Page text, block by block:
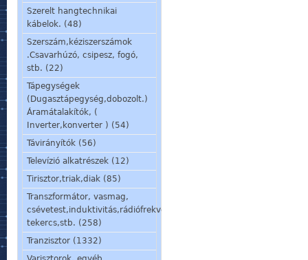
Szerelt hangtechnikai
kábelok. (48)
Szerszám,kéziszerszámok
.Csavarhúzó, csipesz, fogó,
stb. (22)
Tápegységek
(Dugasztápegység,dobozolt.)
Áramátalakítók, (
Inverter,konverter ) (54)
Távirányítók (56)
Televízió alkatrészek (12)
Tirisztor,triak,diak (85)
Transzformátor, vasmag,
csévetest,induktivitás,rádiófrekvenciás
tekercs,stb. (258)
Tranzisztor (1332)